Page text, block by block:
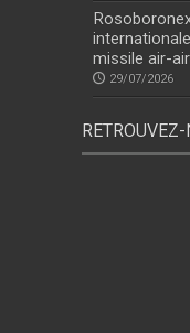
missile air-
29/07/2026